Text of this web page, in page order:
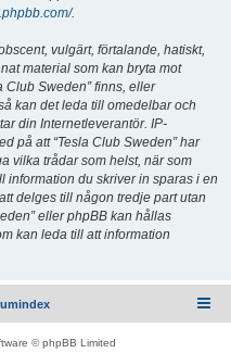
.
vulgärt, förtalande, hatiskt,
material som kan bryta mot
Club Sweden” finns, eller
kan det leda till omedelbar och
din Internetleverantör. IP-
på att “Tesla Club Sweden” har
vilka trådar som helst, när som
information du skriver in sparas i en
delges till någon tredje part utan
eller phpBB kan hållas
kan leda till att information
© phpBB Limited